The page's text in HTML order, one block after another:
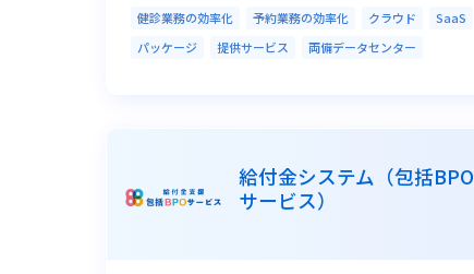
健診業務の効率化
予約業務の効率化 クラウド
SaaS
パッケージ
提供サービス 両備データセンター
給付金システム（包括BPO
サービス）